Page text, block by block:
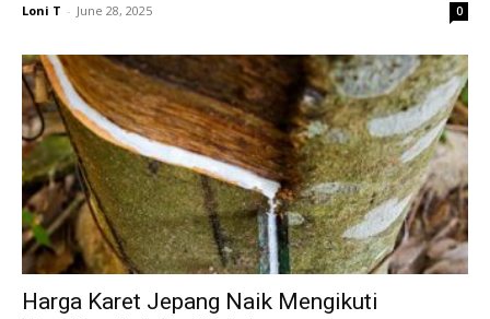
Loni T - June 28, 2025 0
Harga Karet Jepang Naik Mengikuti